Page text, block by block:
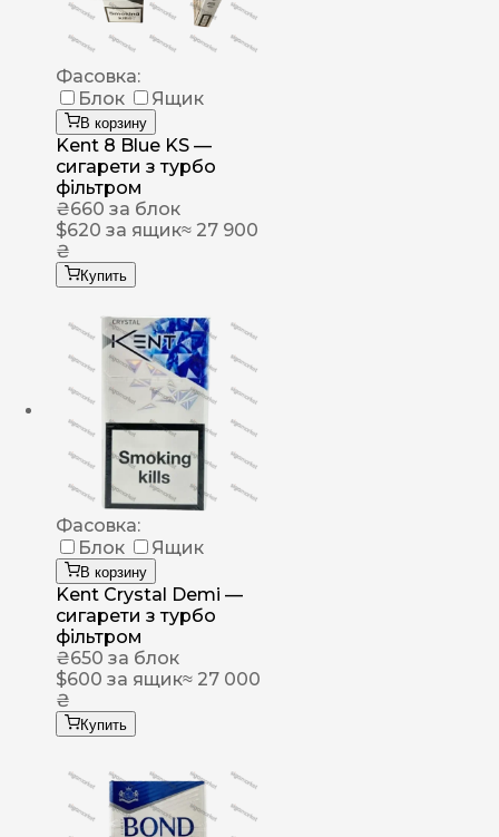
Фасовка:
Блок
Ящик
В корзину
Kent 8 Blue KS —
сигарети з турбо
фільтром
₴660 за блок
$620 за ящик≈ 27 900
₴
Купить
Фасовка:
Блок
Ящик
В корзину
Kent Crystal Demi —
сигарети з турбо
фільтром
₴650 за блок
$600 за ящик≈ 27 000
₴
Купить